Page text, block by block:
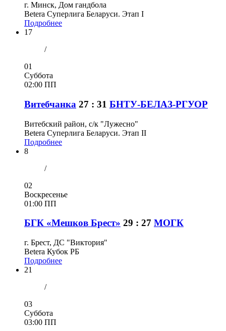
г. Минск, Дом гандбола
Betera Суперлига Беларуси. Этап I
Подробнее
17
/
01
Суббота
02:00 ПП
Витебчанка 27 : 31 БНТУ-БЕЛАЗ-РГУОР
Витебский район, с/к "Лужесно"
Betera Суперлига Беларуси. Этап II
Подробнее
8
/
02
Воскресенье
01:00 ПП
БГК «Мешков Брест» 29 : 27 МОГК
г. Брест, ДС "Виктория"
Betera Кубок РБ
Подробнее
21
/
03
Суббота
03:00 ПП